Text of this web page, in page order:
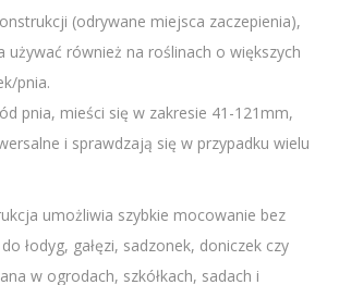
(odrywane miejsca zaczepienia),
używać również na roślinach o większych
pnia.
pnia, mieści się w zakresie 41-121mm,
i sprawdzają się w przypadku wielu
umożliwia szybkie mocowanie bez
łodyg, gałęzi, sadzonek, doniczek czy
w ogrodach, szkółkach, sadach i